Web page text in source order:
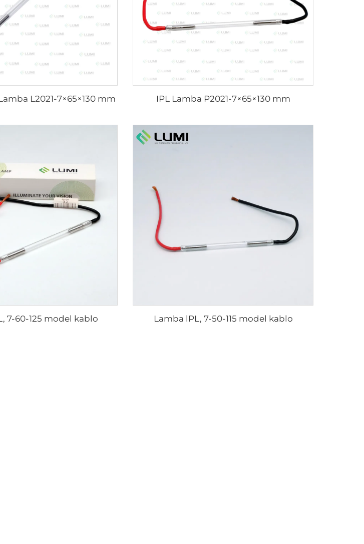
L2021-7×65×130 mm IPL Lamba P2021-7×65×130 mm
7-60-125 model kablo Lamba lPL, 7-50-115 model kablo